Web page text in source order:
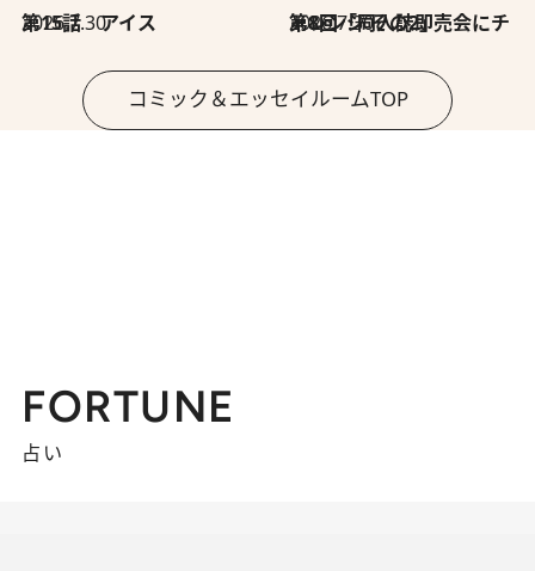
2026.7.30
第15話 アイス 2026.7.30
第8回「同人誌即売会にチャレンジ その2」
コミック＆エッセイルームTOP
FORTUNE
占い